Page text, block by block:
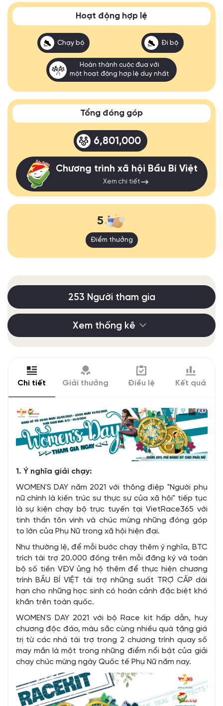
Hoạt động hợp lệ
Chạy bộ Đi bộ
Hoàn thành cuộc đua với
một hoạt động hợp lệ duy nhất
Tổng đóng góp
6,801,000
Chương trình xã hội Bầu Bí Việt
Xem chi tiết
5
Điểm thưởng
253 Người tham gia
Xem thống kê
Chi tiết Giải thưởng Điều lệ Kết quả
1. Ý nghĩa giải chạy:
WOMEN'S DAY năm 2021 với thông điệp "Người phụ
nữ chính là kiến ​​trúc sư thực sự của xã hội" tiếp tục
là sự kiện chạy bộ trực tuyến tại VietRace365 với
tinh thần tôn vinh và chúc mừng những đóng góp
to lớn của Phụ Nữ trong xã hội hiện đại.
Như thường lệ, để mỗi bước chạy thêm ý nghĩa, BTC
trích tài trợ 20.000 đồng trên mỗi đăng ký và toàn
bộ số tiền VĐV ủng hộ thêm để thực hiện chương
trình BẦU BÍ VIỆT tài trợ những suất TRỢ CẤP dài
hạn cho những học sinh có hoàn cảnh đặc biệt khó
khăn trên toàn quốc.
WOMEN'S DAY 2021 với bộ Race kit hấp dẫn, huy
chương độc đáo, màu sắc cùng nhiều quà tặng giá
trị từ các nhà tài trợ trong 2 chương trình quay số
may mắn là một trong những điểm nổi bật của giải
chạy chúc mừng ngày Quốc tế Phụ Nữ năm nay.